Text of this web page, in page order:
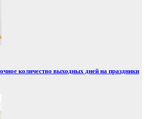
количество выходных дней на праздники